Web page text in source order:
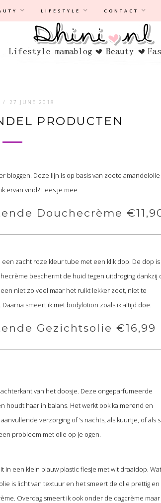
LIFESTYLE CONTACT
Privacyverklaring |Disclaimer
/ 27 JUNE 2018
PRODUCTEN
bloggen. Deze lijn is op basis van zoete
ervan vind? Lees je mee
Douchecrème
een zacht roze kleur tube met een klik dop. De dop
beschermt de huid tegen uitdroging dankzij
niet zo veel maar het ruikt lekker zoet, niet te
smeert ik met bodylotion zoals ik altijd doe.
Gezichtsolie €16,99
van het doosje. Deze ongeparfumeerde
haar in balans. Het werkt ook kalmerend en
verzorging of ’s nachts, als kuurtje, of als
probleem met olie op je ogen.
in een klein blauw plastic flesje met wit draaidop.
is licht van textuur en het smeert de olie prettig
Overdag smeert ik ook onder de dagcrème